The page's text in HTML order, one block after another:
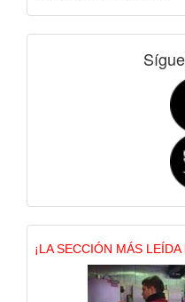
¡LA SECCIÓN MÁS